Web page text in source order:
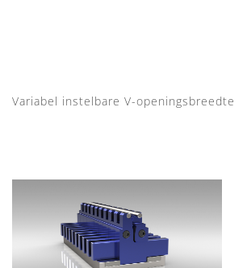
Variabel instelbare V-openingsbreedte